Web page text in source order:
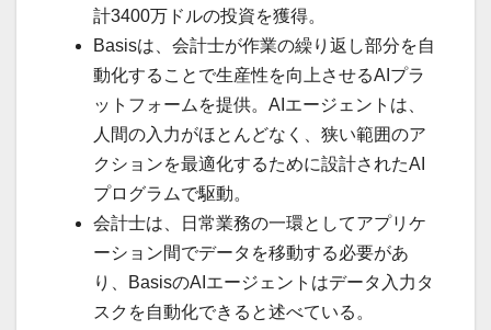
計3400万ドルの投資を獲得。
Basisは、会計士が作業の繰り返し部分を自
動化することで生産性を向上させるAIプラ
ットフォームを提供。AIエージェントは、
人間の入力がほとんどなく、狭い範囲のア
クションを最適化するために設計されたAI
プログラムで駆動。
会計士は、日常業務の一環としてアプリケ
ーション間でデータを移動する必要があ
り、BasisのAIエージェントはデータ入力タ
スクを自動化できると述べている。